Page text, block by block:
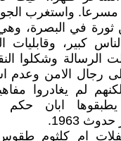
مسرعا. واستغرب
في البصرة،
كبير، وقابليات
الرسالة وشكلوا
رجال الامن وعدم
لم يغادروا
ابان حكم
1963.
ام كلثوم